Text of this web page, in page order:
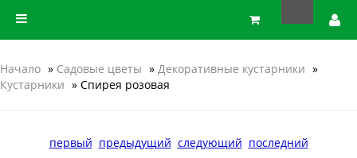
Начало » Садовые цветы » Декоративные кустарники »
Кустарники » Спирея розовая
первый предыдущий следующий последний